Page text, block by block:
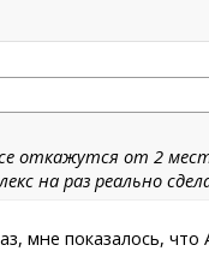
откажутся от 2
на раз реально
мне показалось, что